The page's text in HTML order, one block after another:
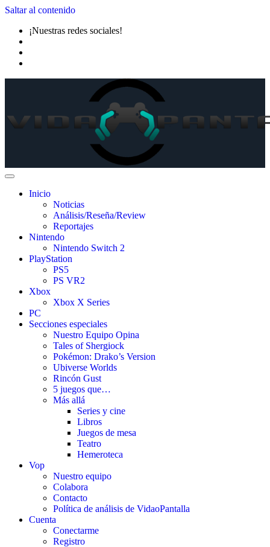
Saltar al contenido
¡Nuestras redes sociales!
Inicio
Noticias
Análisis/Reseña/Review
Reportajes
Nintendo
Nintendo Switch 2
PlayStation
PS5
PS VR2
Xbox
Xbox X Series
PC
Secciones especiales
Nuestro Equipo Opina
Tales of Shergiock
Pokémon: Drako’s Version
Ubiverse Worlds
Rincón Gust
5 juegos que…
Más allá
Series y cine
Libros
Juegos de mesa
Teatro
Hemeroteca
Vop
Nuestro equipo
Colabora
Contacto
Política de análisis de VidaoPantalla
Cuenta
Conectarme
Registro